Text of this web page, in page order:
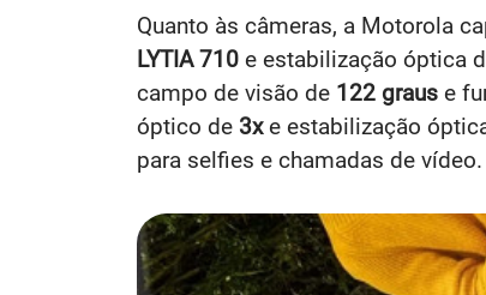
Quanto às câmeras, a Motorola
LYTIA 710 e estabilização óptica
campo de visão de 122 graus e
óptico de 3xe estabilização
para selfies e chamadas de vídeo.